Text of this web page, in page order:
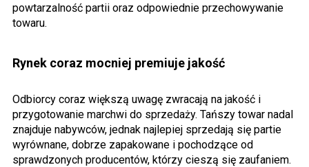
powtarzalność partii oraz odpowiednie przechowywanie
towaru.
Rynek coraz mocniej premiuje jakość
Odbiorcy coraz większą uwagę zwracają na jakość i
przygotowanie marchwi do sprzedaży. Tańszy towar nadal
znajduje nabywców, jednak najlepiej sprzedają się partie
wyrównane, dobrze zapakowane i pochodzące od
sprawdzonych producentów, którzy cieszą się zaufaniem.